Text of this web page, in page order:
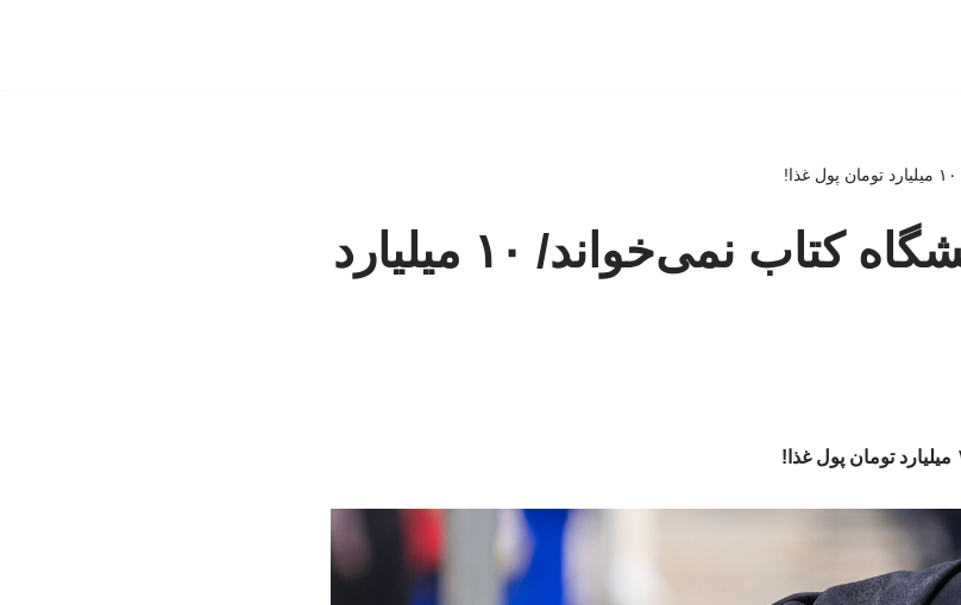
دخل و خرج نمایشگاه کتاب نمی‌خواند/ ۱۰ میلیارد